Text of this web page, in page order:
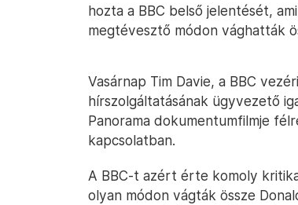
hozta a BBC belső jelentését,
megtévesztő módon vághatták
Vasárnap Tim Davie, a BBC
hírszolgáltatásának ügyvezető
Panorama dokumentumfilmje
kapcsolatban.
A BBC-t azért érte komoly
olyan módon vágták össze